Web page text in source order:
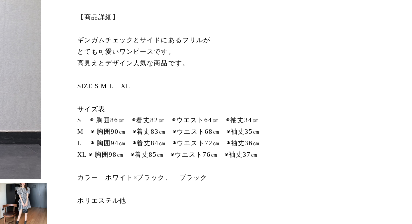
【商品詳細】
ギンガムチェックとサイドにあるフリルが
とても可愛いワンピースです。
高見えとデザイン人気な商品です。
SIZE S M L XL
サイズ表
S ◉ 胸囲86㎝ ◉着丈82㎝ ◉ウエスト64㎝ ◉袖丈34㎝
M ◉ 胸囲90㎝ ◉着丈83㎝ ◉ウエスト68㎝ ◉袖丈35㎝
L ◉ 胸囲94㎝ ◉着丈84㎝ ◉ウエスト72㎝ ◉袖丈36㎝
XL ◉ 胸囲98㎝ ◉着丈85㎝ ◉ウエスト76㎝ ◉袖丈37㎝
カラー ホワイト×ブラック、 ブラック
ポリエステル他